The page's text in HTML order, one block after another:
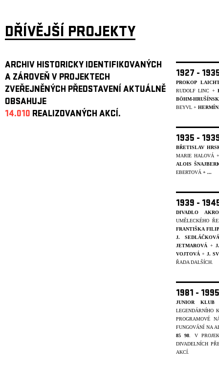
DŘÍVĚJŠÍ PROJEKTY
ARCHIV HISTORICKY IDENTIFIKOVANÝCH
A ZÁROVEŇ V PROJEKTECH
ZVEŘEJNĚNÝCH PŘEDSTAVENÍ AKTUÁLNĚ
OBSAHUJE
14.010 REALIZOVANÝCH AKCÍ.
1927 -
PROKOP
RUDOLF LINC +
BÖHM-
BEYVL +
1935 -
BŘETISLAV
MARIE HALOVÁ
ALOIS
EBERTOVÁ + ...
1939 -
DIVADLO
UMĚLECKÉHO
FRANTIŠKA
J. SEDLÁČKOVÁ
JETMAROVÁ +
VOJTOVÁ + J.
ŘADA DALŠÍCH.
1981 -
JUNIOR KLUB
LEGENDÁRNÍHO
PROGRAMOVÉ
FUNGOVÁNÍ NA
85 98 . V
DIVADELNÍCH
AKCÍ.